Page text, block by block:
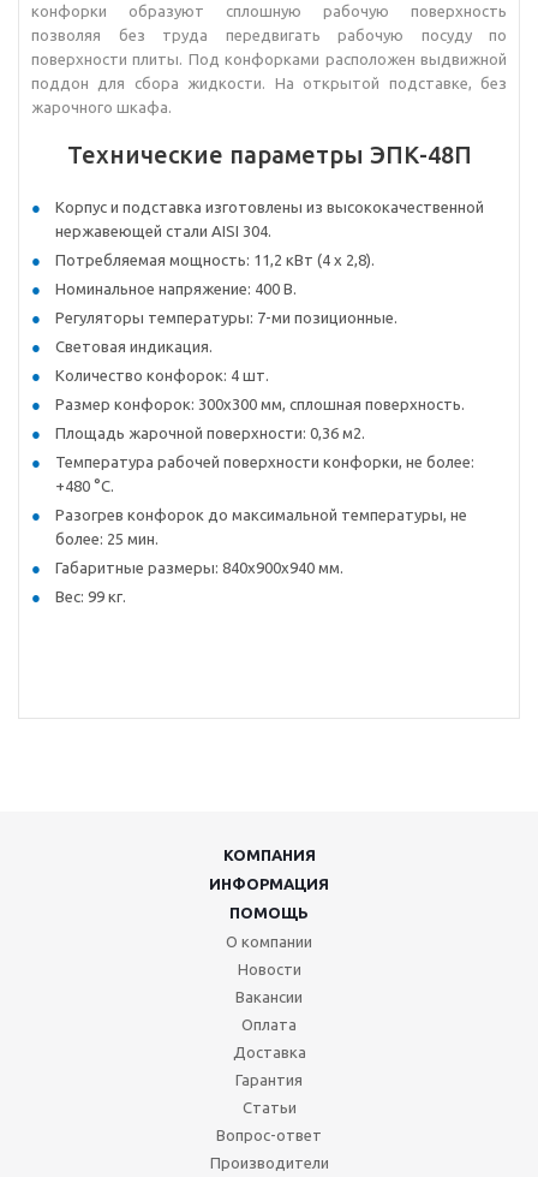
конфорки образуют сплошную рабочую поверхность
позволяя без труда передвигать рабочую посуду по
поверхности плиты. Под конфорками расположен выдвижной
поддон для сбора жидкости. На открытой подставке, без
жарочного шкафа.
Технические параметры ЭПК-48П
Корпус и подставка изготовлены из высококачественной
нержавеющей стали AISI 304.
Потребляемая мощность: 11,2 кВт (4 х 2,8).
Номинальное напряжение: 400 В.
Регуляторы температуры: 7-ми позиционные.
Световая индикация.
Количество конфорок: 4 шт.
Размер конфорок: 300х300 мм, сплошная поверхность.
Площадь жарочной поверхности: 0,36 м2.
Температура рабочей поверхности конфорки, не более:
+480 °C.
Разогрев конфорок до максимальной температуры, не
более: 25 мин.
Габаритные размеры: 840х900х940 мм.
Вес: 99 кг.
КОМПАНИЯ
ИНФОРМАЦИЯ
ПОМОЩЬ
О компании
Новости
Вакансии
Оплата
Доставка
Гарантия
Статьи
Вопрос-ответ
Производители